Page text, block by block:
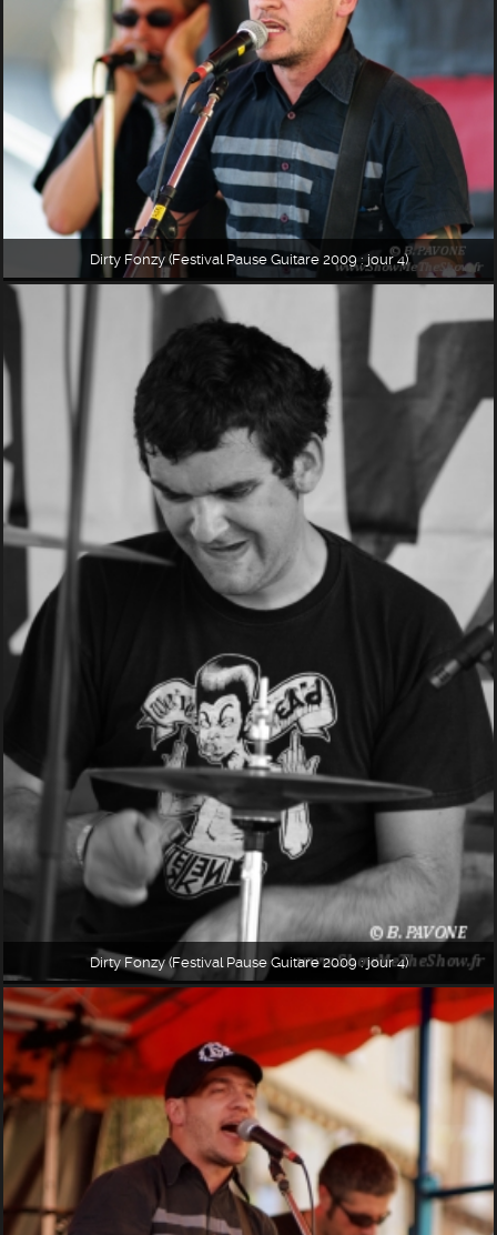
Dirty Fonzy (Festival Pause Guitare 2009 : jour 4)
Dirty Fonzy (Festival Pause Guitare 2009 : jour 4)